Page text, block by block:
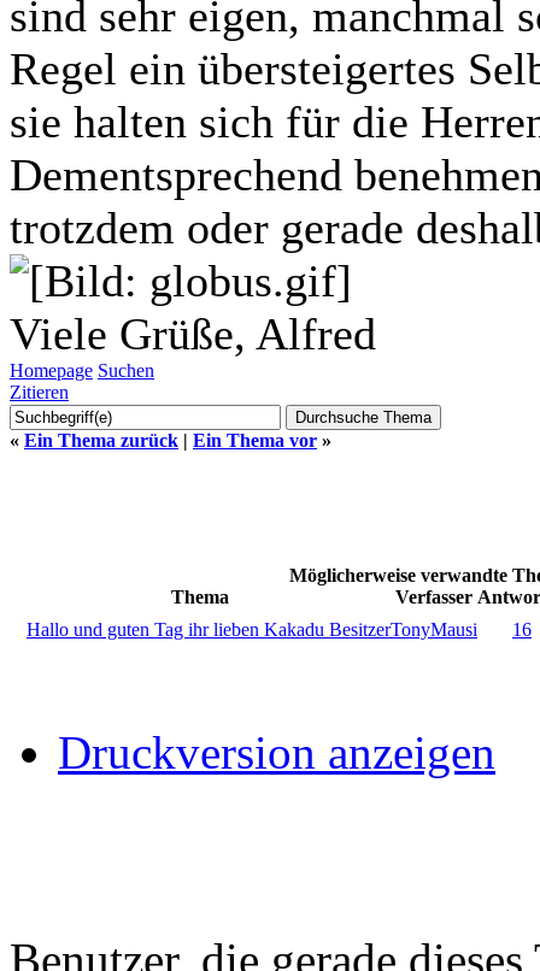
sind sehr eigen, manchmal
Regel ein übersteigertes
sie halten sich für die
Dementsprechend
trotzdem oder gerade
Viele Grüße, Alfred
Homepage Suchen
Zitieren
« Ein Thema zurück | Ein Thema vor »
Möglicherweise verwandte
Thema
Verfasser
Hallo und guten Tag ihr lieben Kakadu BesitzerTonyMausi 16
Druckversion anzeigen
Benutzer, die gerade